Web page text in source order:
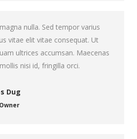
nulla. Sed tempor varius
vitae elit vitae consequat. Ut
ultrices accumsan. Maecenas
nisi id, fringilla orci.
Dug